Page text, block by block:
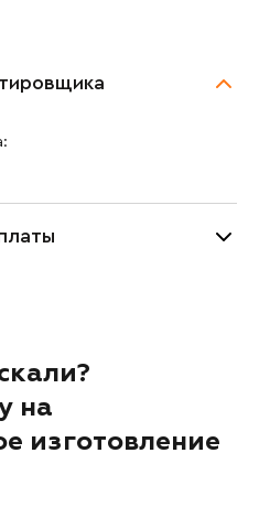
на
изготовление